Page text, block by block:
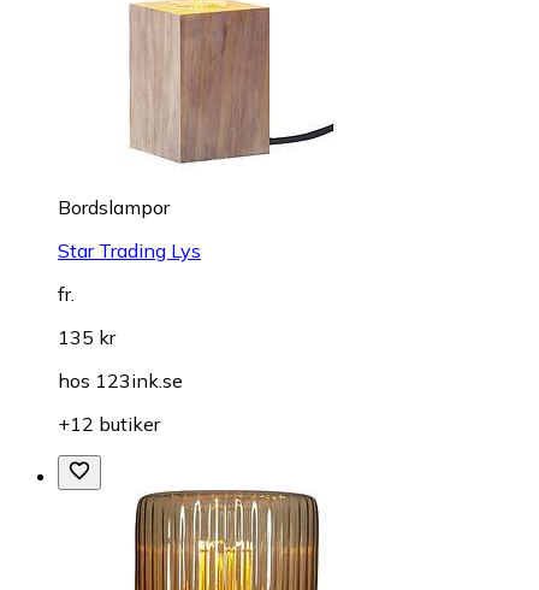
Bordslampor
Star Trading Lys
fr.
135 kr
hos 123ink.se
+12 butiker